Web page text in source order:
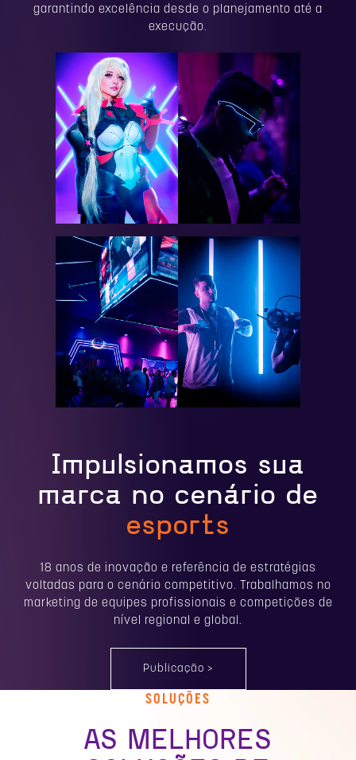
garantindo excelência desde o planejamento até a
execução.
Impulsionamos sua
marca no cenário de
esports
18 anos de inovação e referência de estratégias
voltadas para o cenário competitivo. Trabalhamos no
marketing de equipes profissionais e competições de
nível regional e global.
Publicação >
SOLUÇÕES
AS MELHORES